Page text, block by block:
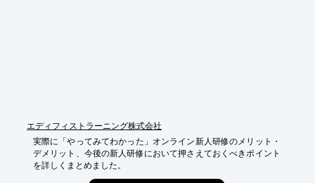
エディフィストラーニング株式会社
実際に「やってみてわかった」オンライン新人研修のメリット・
デメリット、今後の新人研修において押さえておくべきポイント
を詳しくまとめました。